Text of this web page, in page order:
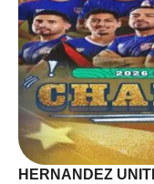
HERNANDEZ